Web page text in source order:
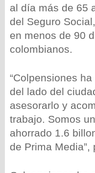
al día más de 65
del Seguro
en menos de 90
colombianos.
“Colpensiones
del lado del
asesorarlo y
trabajo. Somos
ahorrado 1.6
de Prima Media”,
wp-
wp-